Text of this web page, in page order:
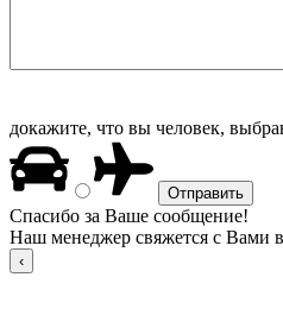
докажите, что вы человек,
Спасибо за Ваше сообщение!
Наш менеджер свяжется с Вами